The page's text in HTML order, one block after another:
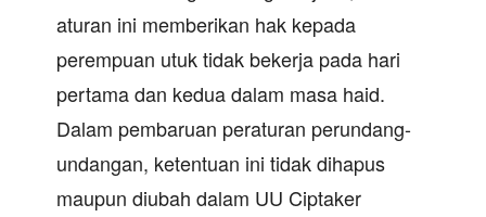
aturan ini memberikan hak kepada
perempuan utuk tidak bekerja pada hari
pertama dan kedua dalam masa haid.
Dalam pembaruan peraturan perundang-
undangan, ketentuan ini tidak dihapus
maupun diubah dalam UU Ciptaker